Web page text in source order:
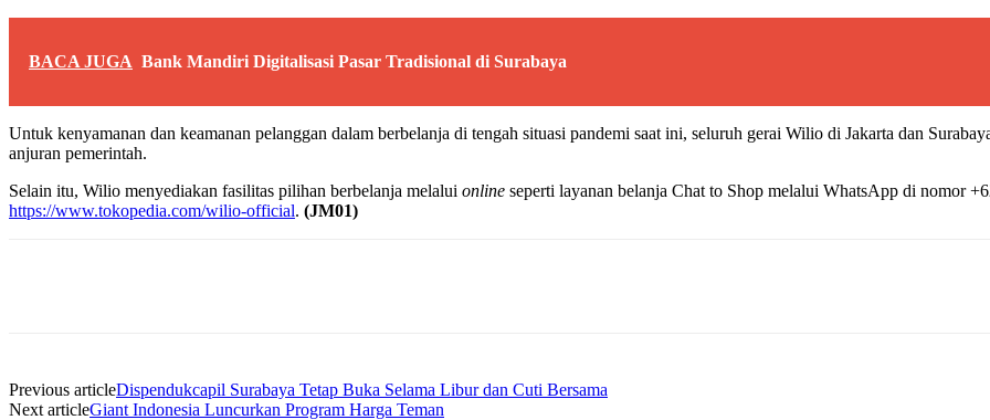
BACA JUGA Bank Mandiri Digitalisasi Pasar Tradisional di Surabaya
Untuk kenyamanan dan keamanan pelanggan dalam berbelanja di tengah situasi pandemi saat ini, seluruh gerai Wilio di Jakarta dan
anjuran pemerintah.
Selain itu, Wilio menyediakan fasilitas pilihan berbelanja melalui online seperti layanan belanja Chat to Shop melalui WhatsApp di nomor
https://www.tokopedia.com/wilio-official. (JM01)
Previous articleDispendukcapil Surabaya Tetap Buka Selama Libur dan Cuti Bersama
Next articleGiant Indonesia Luncurkan Program Harga Teman